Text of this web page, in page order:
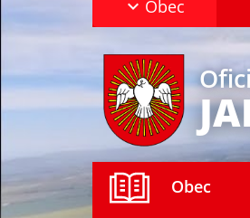
Obec
Obec